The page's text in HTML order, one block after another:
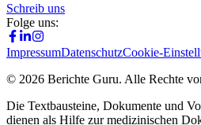
Schreib uns
Folge uns:
ImpressumDatenschutzCookie-
© 2026 Berichte Guru. Alle Rechte
Die Textbausteine, Dokumente und
dienen als Hilfe zur medizinischen